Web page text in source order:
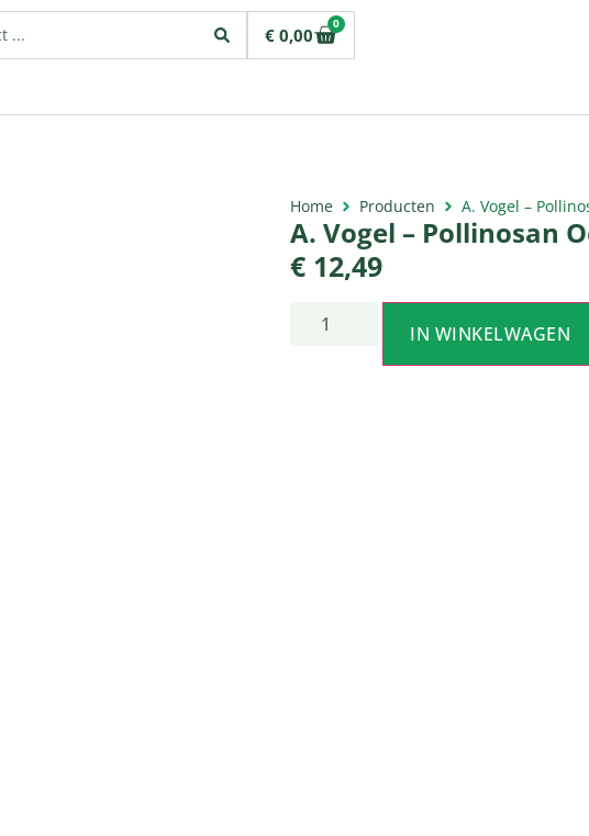
€ 0,00
0
Home Producten A. Vogel –
A. Vogel – Pollinosan
€ 12,49
IN WINKELWAGEN